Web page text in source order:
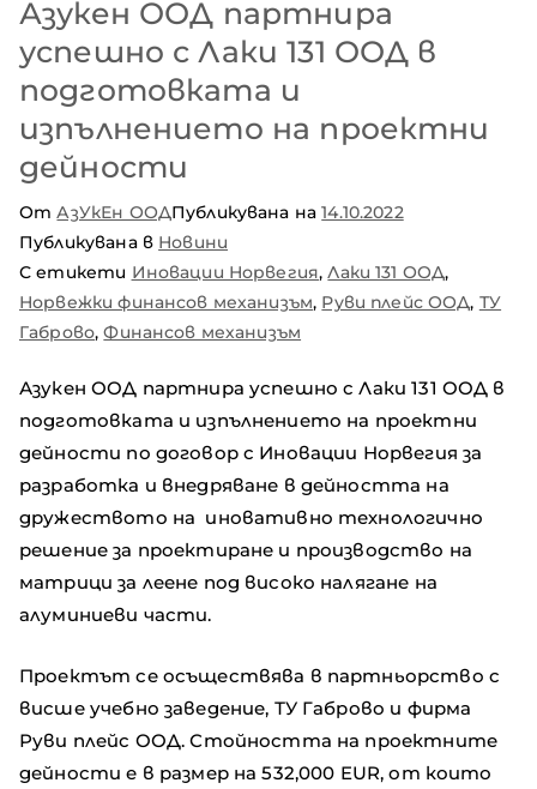
Азукен ООД партнира
успешно с Лаки 131 ООД в
подготовката и
изпълнението на проектни
дейности
ОтАзУкЕн ООДПубликувана на14.10.2022
Публикувана в Новини
С етикети Иновации Норвегия,Лаки 131 ООД,
Норвежки финансов механизъм, Руви плейс ООД, ТУ
Габрово,Финансов механизъм
Азукен ООД партнира успешно с Лаки 131 ООД в
подготовката и изпълнението на проектни
дейности по договор с Иновации Норвегия за
разработка и внедряване в дейността на
дружеството на иновативно технологично
решение за проектиране и производство на
матрици за леене под високо налягане на
алуминиеви части.
Проектът се осъществява в партньорство с
висше учебно заведение, ТУ Габрово и фирма
Руви плейс ООД. Стойността на проектните
дейности е в размер на 532,000 EUR, от които